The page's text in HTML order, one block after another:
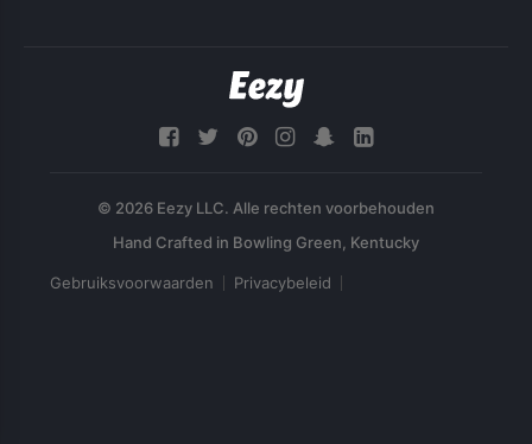
© 2026 Eezy LLC. Alle rechten voorbehouden
Gebruiksvoorwaarden Privacybeleid